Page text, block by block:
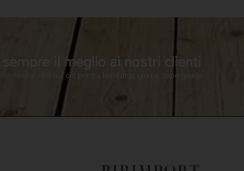
il meglio ai nostri clienti
dei nostri clienti è ciò per cui lavoriamo giorno dopo giorno.